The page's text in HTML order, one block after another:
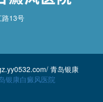
路13号
青岛银康
银康白癜风医院